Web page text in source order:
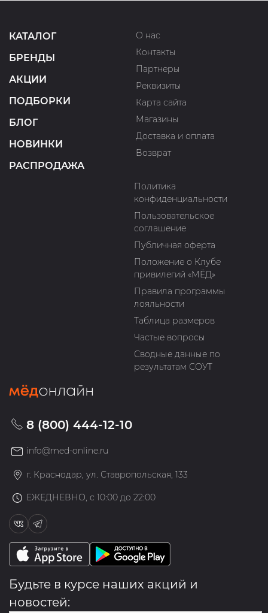
КАТАЛОГ
БРЕНДЫ
АКЦИИ
ПОДБОРКИ
БЛОГ
НОВИНКИ
РАСПРОДАЖА
О нас
Контакты
Партнеры
Реквизиты
Карта сайта
Магазины
Доставка и оплата
Возврат
Политика
конфиденциальности
Пользовательское
соглашение
Публичная оферта
Положение о Клубе
привилегий «МЁД»
Правила программы
лояльности
Таблица размеров
Частые вопросы
Сводные данные по
результатам СОУТ
8 (800) 444-12-10
info@med-online.ru
г. Краснодар, ул. Ставропольская, 133
ЕЖЕДНЕВНО, с 10:00 до 22:00
Будьте в курсе наших акций и
новостей: